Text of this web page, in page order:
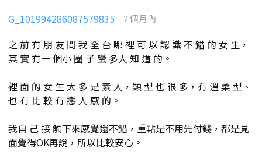
G_101994286087579835 2 個月內
之 前 有 朋 友 問 我 全 台 哪 裡 可 以 認 識 不 錯 的 女 生，
其 實 有一 個小 圈 子 蠻 多人 知 道 的。
裡 面 的 女 生 大 多 是 素 人，類 型 也 很 多，有 溫 柔 型、
也 有 比 較 有 戀 人 感 的。
我自 己 接 觸下來感覺還不錯，重點是不用先付錢，都是見
面覺得OK再說，所以比較安心。